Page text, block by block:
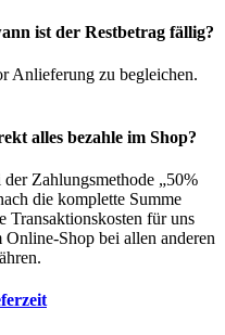
ist der Restbetrag fällig?
Anlieferung zu begleichen.
alles bezahle im Shop?
Zahlungsmethode „50%
die komplette Summe
Transaktionskosten für uns
Shop bei allen anderen